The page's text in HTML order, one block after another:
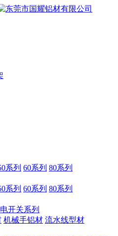
系列 60系列 80系列
系列 60系列 80系列
开关系列
机械手铝材 流水线型材